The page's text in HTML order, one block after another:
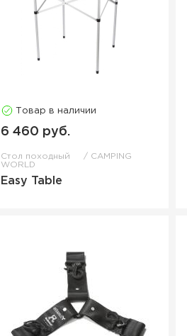
Товар в наличии
6 460 руб.
Стол походный
CAMPING
WORLD
Easy Table